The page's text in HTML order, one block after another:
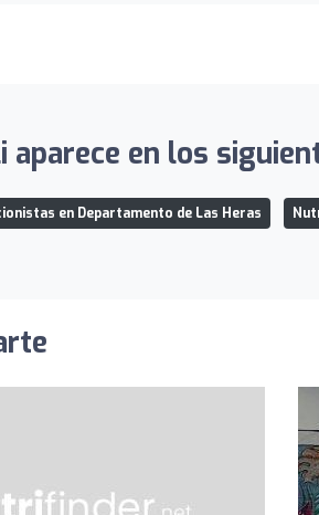
aparece en los
en Departamento de Las Heras